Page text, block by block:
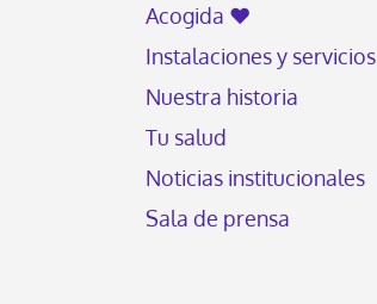
Acogida ♥
Instalaciones y servicios
Nuestra historia
Tu salud
Noticias institucionales
Sala de prensa